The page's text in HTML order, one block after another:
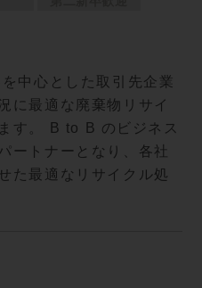
中心とした取引先企業
に最適な廃棄物リサイ
す。 B to B のビジネス
ートナーとなり、各社
た最適なリサイクル処